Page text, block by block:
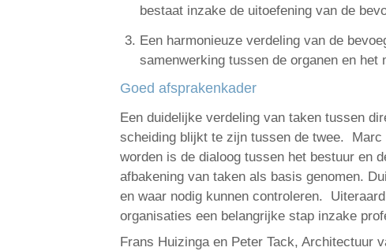
bestaat inzake de uitoefening van de
Een harmonieuze verdeling van de
samenwerking tussen de organen en het
Goed afsprakenkader
Een duidelijke verdeling van taken tussen
scheiding blijkt te zijn tussen de twee. Marc
worden is de dialoog tussen het bestuur en
afbakening van taken als basis genomen.
en waar nodig kunnen controleren.
organisaties een belangrijke stap inzake
Frans Huizinga en Peter Tack, Architectuur